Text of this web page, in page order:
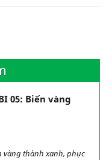
05: Biến vàng
vàng thành xanh, phục